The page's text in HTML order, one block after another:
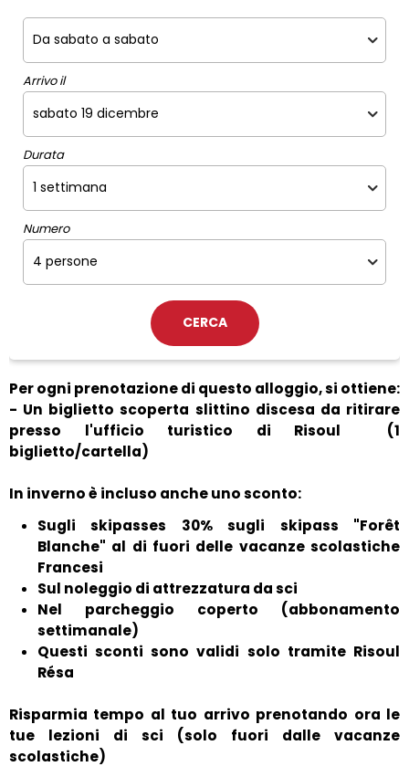
Arrivo il
Durata
Numero
Per ogni prenotazione di questo alloggio, si ottiene:
- Un biglietto scoperta slittino discesa da ritirare
presso l'ufficio turistico di Risoul
(1
biglietto/cartella)
In inverno è incluso anche uno sconto:
Sugli skipasses 30% sugli skipass "Forêt
Blanche" al di fuori delle vacanze scolastiche
Francesi
Sul noleggio di attrezzatura da sci
Nel parcheggio coperto (abbonamento
settimanale)
Questi sconti sono validi solo tramite Risoul
Résa
Risparmia tempo al tuo arrivo prenotando ora le
tue lezioni di sci (solo fuori dalle vacanze
scolastiche)